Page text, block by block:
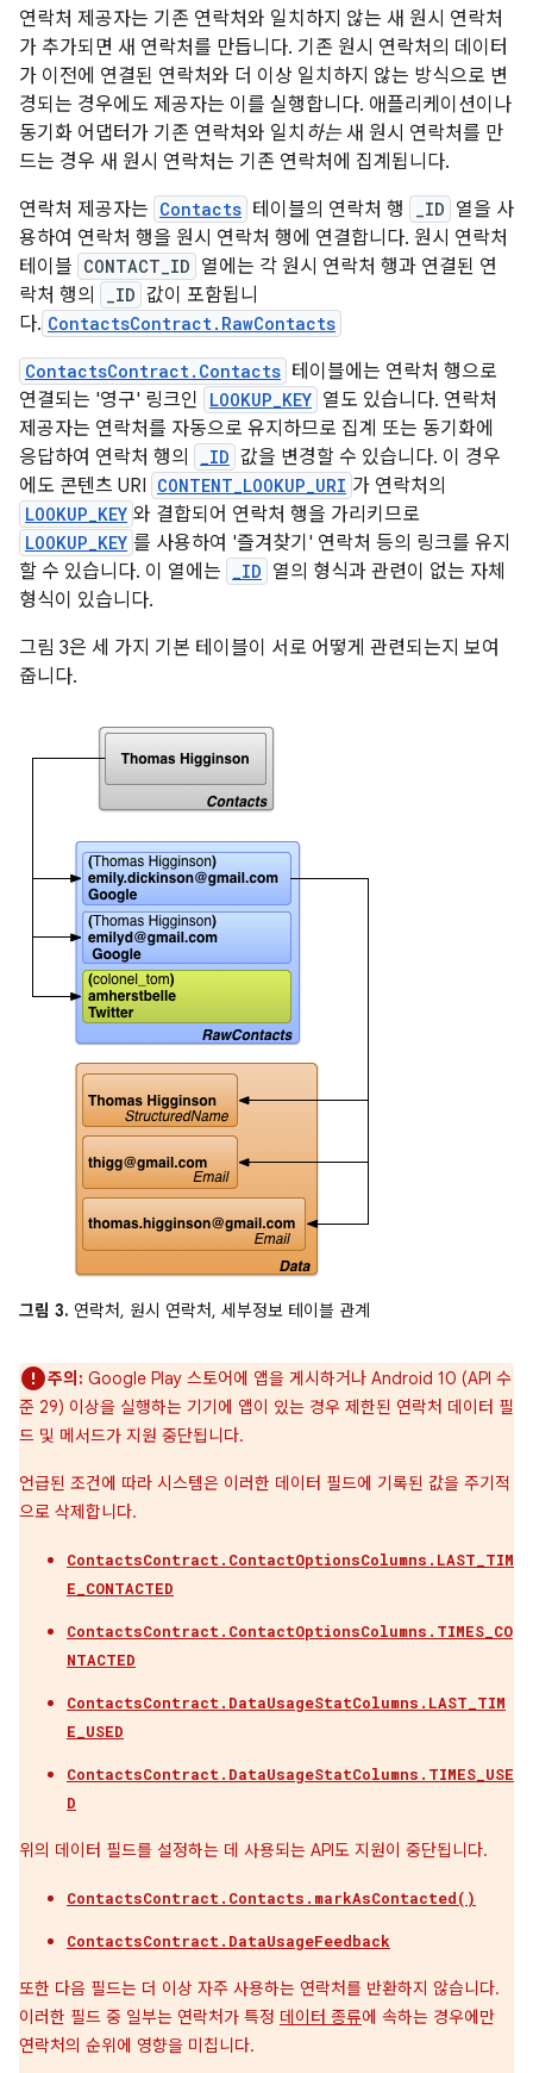
연락처 제공자는 기존 연락처와 일치하지 않는 새 원시 연락처
가 추가되면 새 연락처를 만듭니다. 기존 원시 연락처의 데이터
가 이전에 연결된 연락처와 더 이상 일치하지 않는 방식으로 변
경되는 경우에도 제공자는 이를 실행합니다. 애플리케이션이나
동기화 어댑터가 기존 연락처와 일치 하는새 원시 연락처를 만
드는 경우 새 원시 연락처는 기존 연락처에 집계됩니다.
연락처 제공자는 Contacts 테이블의 연락처 행 _ID 열을 사
용하여 연락처 행을 원시 연락처 행에 연결합니다. 원시 연락처
테이블 CONTACT_ID 열에는 각 원시 연락처 행과 연결된 연
락처 행의
_ID 값이 포함됩니
다. ContactsContract.RawContacts
ContactsContract.Contacts 테이블에는 연락처 행으로
연결되는 '영구' 링크인
LOOKUP_KEY 열도 있습니다. 연락처
제공자는 연락처를 자동으로 유지하므로 집계 또는 동기화에
응답하여 연락처 행의
_ID 값을 변경할 수 있습니다. 이 경우
에도 콘텐츠 URI CONTENT_LOOKUP_URI 가 연락처의
LOOKUP_KEY 와 결합되어 연락처 행을 가리키므로
LOOKUP_KEY 를 사용하여 '즐겨찾기' 연락처 등의 링크를 유지
할 수 있습니다. 이 열에는 _ID 열의 형식과 관련이 없는 자체
형식이 있습니다.
그림 3은 세 가지 기본 테이블이 서로 어떻게 관련되는지 보여
줍니다.
그림 3. 연락처, 원시 연락처, 세부정보 테이블 관계
주의: Google Play 스토어에 앱을 게시하거나 Android 10 (API 수
준 29) 이상을 실행하는 기기에 앱이 있는 경우 제한된 연락처 데이터 필
드 및 메서드가 지원 중단됩니다.
언급된 조건에 따라 시스템은 이러한 데이터 필드에 기록된 값을 주기적
으로 삭제합니다.
ContactsContract.ContactOptionsColumns.LAST_TIM
E_CONTACTED
ContactsContract.ContactOptionsColumns.TIMES_CO
NTACTED
ContactsContract.DataUsageStatColumns.LAST_TIM
E_USED
ContactsContract.DataUsageStatColumns.TIMES_USE
D
위의 데이터 필드를 설정하는 데 사용되는 API도 지원이 중단됩니다.
ContactsContract.Contacts.markAsContacted()
ContactsContract.DataUsageFeedback
또한 다음 필드는 더 이상 자주 사용하는 연락처를 반환하지 않습니다.
이러한 필드 중 일부는 연락처가 특정 데이터 종류에 속하는 경우에만
연락처의 순위에 영향을 미칩니다.